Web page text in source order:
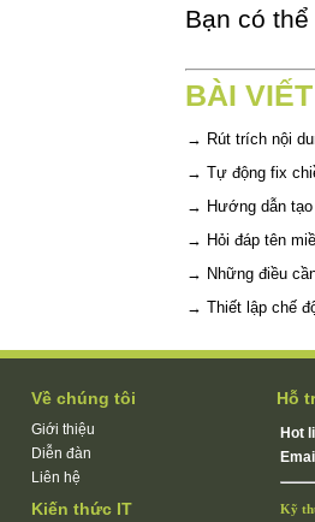
Bạn có
BÀI
→ Rút trích nội
→ Tự động fix
→ Hướng dẫn
→ Hỏi đáp tên
→ Những điều
→ Thiết lập chế
Về chúng tôi
Giới thiệu
Diễn đàn
Liên hệ
Kiến thức IT
Hỗ
Hot
Kỹ